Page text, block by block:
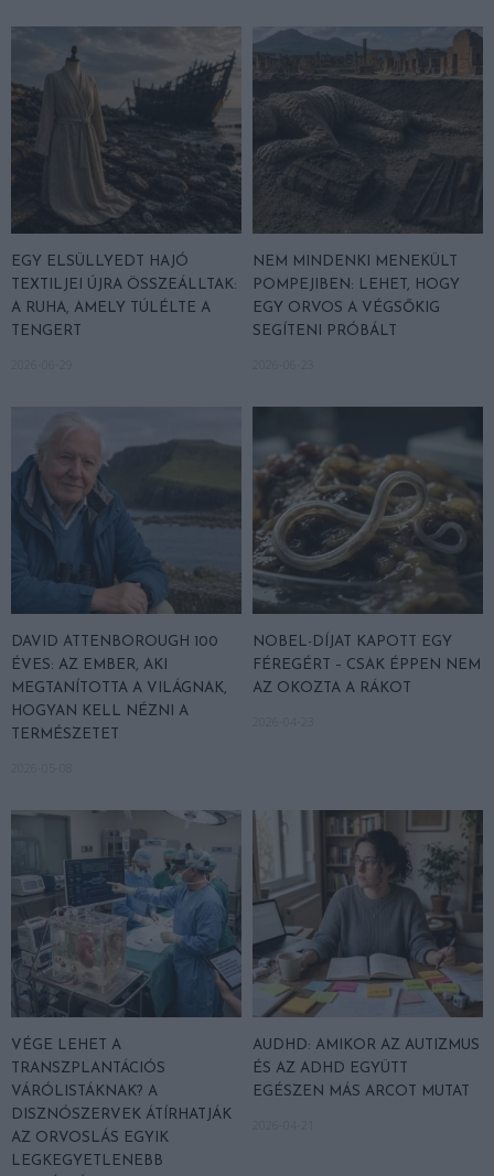
EGY ELSÜLLYEDT HAJÓ
TEXTILJEI ÚJRA ÖSSZEÁLLTAK:
A RUHA, AMELY TÚLÉLTE A
TENGERT
NEM MINDENKI MENEKÜLT
POMPEJIBEN: LEHET, HOGY
EGY ORVOS A VÉGSŐKIG
SEGÍTENI PRÓBÁLT
DAVID ATTENBOROUGH 100
ÉVES: AZ EMBER, AKI
MEGTANÍTOTTA A VILÁGNAK,
HOGYAN KELL NÉZNI A
TERMÉSZETET
NOBEL-DÍJAT KAPOTT EGY
FÉREGÉRT – CSAK ÉPPEN NEM
AZ OKOZTA A RÁKOT
VÉGE LEHET A
TRANSZPLANTÁCIÓS
VÁRÓLISTÁKNAK? A
DISZNÓSZERVEK ÁTÍRHATJÁK
AZ ORVOSLÁS EGYIK
LEGKEGYETLENEBB
AUDHD: AMIKOR AZ AUTIZMUS
ÉS AZ ADHD EGYÜTT
EGÉSZEN MÁS ARCOT MUTAT